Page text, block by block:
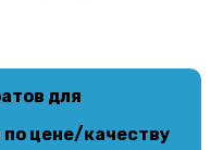
для
цене/качеству